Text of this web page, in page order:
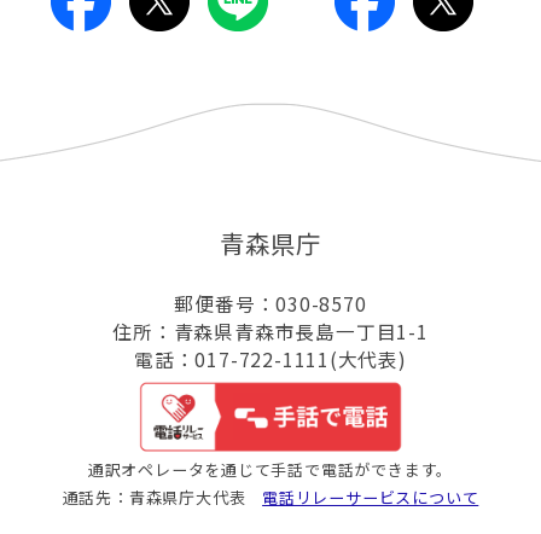
青森県庁
郵便番号：030-8570
住所：青森県青森市長島一丁目1-1
電話：017-722-1111(大代表)
通訳オペレータを通じて手話で電話ができます。
通話先：青森県庁大代表 電話リレーサービスについて